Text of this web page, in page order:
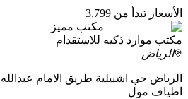
الأسعار تبدأ من 3,799
مكتب مميز
مكتب موارد ذكيه للاستقدام
الرياض
اطياف مول